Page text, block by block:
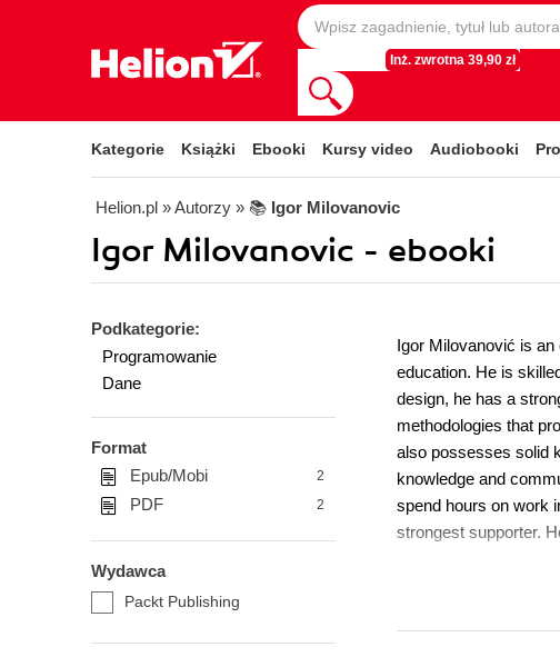
Inż. zwrotna 39,90 zł
Kategorie Książki Ebooki Kursy video Audiobooki
Helion.pl » Autorzy » 📚 Igor Milovanovic
Igor Milovanovic - ebooki
Podkategorie:
Programowanie
Dane
Format
Epub/Mobi
2
PDF 2
Wydawca
Packt Publishing
Igor Milovanović is
education. He is
design, he has a
methodologies that
also possesses solid
knowledge and
spend hours on work
strongest supporter.